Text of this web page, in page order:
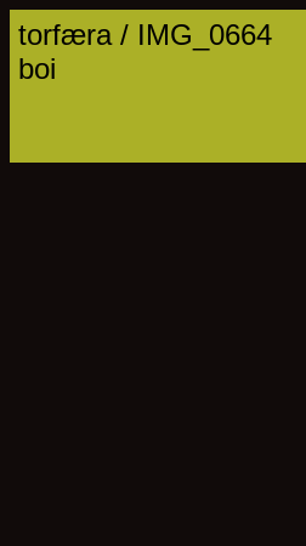
torfæra / IMG_0664
boi